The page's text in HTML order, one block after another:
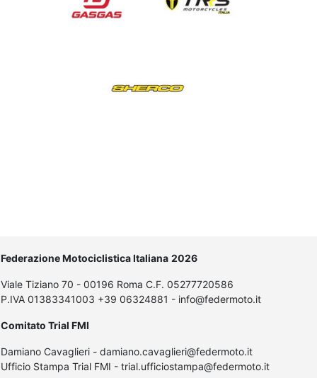
Federazione Motociclistica Italiana 2026
Viale Tiziano 70 - 00196 Roma C.F. 05277720586
P.IVA 01383341003 +39 06324881 - info@federmoto.it
Comitato Trial FMI
Damiano Cavaglieri - damiano.cavaglieri@federmoto.it
Ufficio Stampa Trial FMI - trial.ufficiostampa@federmoto.it